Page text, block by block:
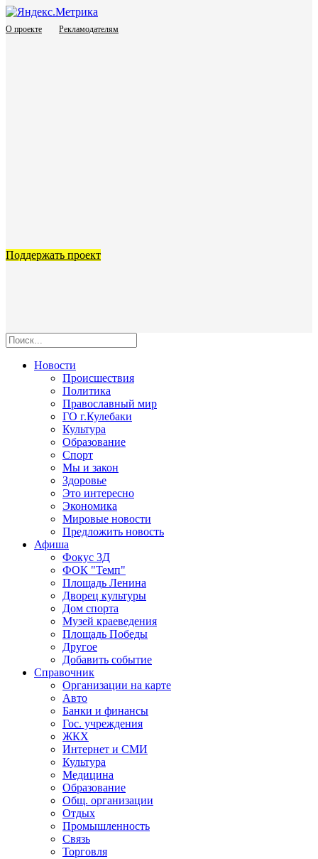
О проекте Рекламодателям
Поддержать проект
Новости
Происшествия
Политика
Православный мир
ГО г.Кулебаки
Культура
Образование
Спорт
Мы и закон
Здоровье
Это интересно
Экономика
Мировые новости
Предложить новость
Афиша
Фокус 3Д
ФОК "Темп"
Площадь Ленина
Дворец культуры
Дом спорта
Музей краеведения
Площадь Победы
Другое
Добавить событие
Справочник
Организации на карте
Авто
Банки и финансы
Гос. учреждения
ЖКХ
Интернет и СМИ
Культура
Медицина
Образование
Общ. организации
Отдых
Промышленность
Связь
Торговля